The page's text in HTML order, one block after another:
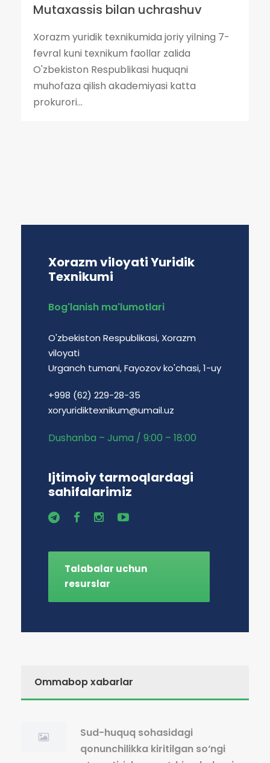
Mutaxassis bilan uchrashuv
Xorazm yuridik texnikumida joriy yilning 7-
fevral kuni texnikum faollar zalida
O'zbekiston Respublikasi huquqni
muhofaza qilish akademiyasi katta
prokurori...
Xorazm viloyati Yuridik
Texnikumi
Bog'lanish ma'lumotlari
O'zbekiston Respublikasi, Xorazm
viloyati
Urganch tumani, Fayozov ko'chasi, 1-uy
+998 (62) 229-28-35
xoryuridiktexnikum@umail.uz
Dushanba – Juma / 9:00 – 18:00
Ijtimoiy tarmoqlardagi
sahifalarimiz
Talabalar uchun
resurslar
Ommabop xabarlar
Sud-huquq sohasidagi
qonunchilikka kiritilgan so‘ngi